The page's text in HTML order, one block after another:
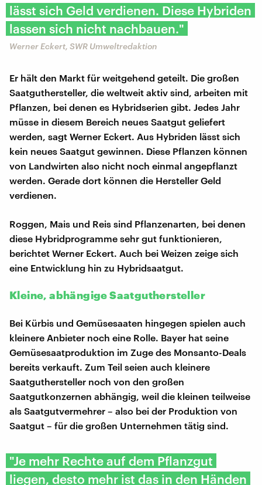
lässt sich Geld verdienen. Diese Hybriden
lassen sich nicht nachbauen."
Werner Eckert, SWR Umweltredaktion
Er hält den Markt für weitgehend geteilt. Die großen
Saatguthersteller, die weltweit aktiv sind, arbeiten mit
Pflanzen, bei denen es Hybridserien gibt. Jedes Jahr
müsse in diesem Bereich neues Saatgut geliefert
werden, sagt Werner Eckert. Aus Hybriden lässt sich
kein neues Saatgut gewinnen. Diese Pflanzen können
von Landwirten also nicht noch einmal angepflanzt
werden. Gerade dort können die Hersteller Geld
verdienen.
Roggen, Mais und Reis sind Pflanzenarten, bei denen
diese Hybridprogramme sehr gut funktionieren,
berichtet Werner Eckert. Auch bei Weizen zeige sich
eine Entwicklung hin zu Hybridsaatgut.
Kleine, abhängige Saatguthersteller
Bei Kürbis und Gemüsesaaten hingegen spielen auch
kleinere Anbieter noch eine Rolle. Bayer hat seine
Gemüsesaatproduktion im Zuge des Monsanto-Deals
bereits verkauft. Zum Teil seien auch kleinere
Saatguthersteller noch von den großen
Saatgutkonzernen abhängig, weil die kleinen teilweise
als Saatgutvermehrer – also bei der Produktion von
Saatgut – für die großen Unternehmen tätig sind.
"Je mehr Rechte auf dem Pflanzgut
liegen, desto mehr ist das in den Händen